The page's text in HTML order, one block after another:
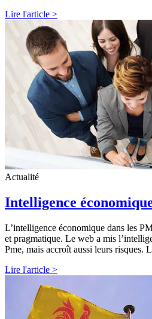
Lire l'article >
Actualité
Intelligence
L’intelligence économique dans les
et pragmatique. Le web a mis
Pme, mais accroît aussi leurs risques.
Lire l'article >